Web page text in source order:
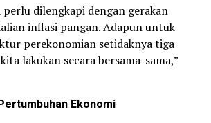
dilengkapi dengan gerakan
inflasi pangan. Adapun untuk
perekonomian setidaknya tiga
lakukan secara bersama-sama,”
Ekonomi